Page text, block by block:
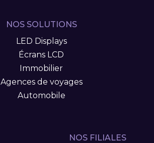
NOS SOLUTIONS
LED Displays
Écrans LCD
Immobilier
Agences de voyages
Automobile
NOS FILIALES